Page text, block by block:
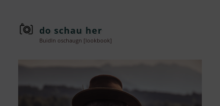
do schau her
Buidln oschaugn [lookbook]